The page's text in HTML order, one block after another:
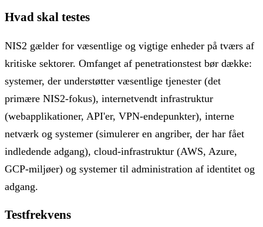
Hvad skal testes
NIS2 gælder for væsentlige og vigtige enheder på tværs af
kritiske sektorer. Omfanget af penetrationstest bør dække:
systemer, der understøtter væsentlige tjenester (det
primære NIS2-fokus), internetvendt infrastruktur
(webapplikationer, API'er, VPN-endepunkter), interne
netværk og systemer (simulerer en angriber, der har fået
indledende adgang), cloud-infrastruktur (AWS, Azure,
GCP-miljøer) og systemer til administration af identitet og
adgang.
Testfrekvens